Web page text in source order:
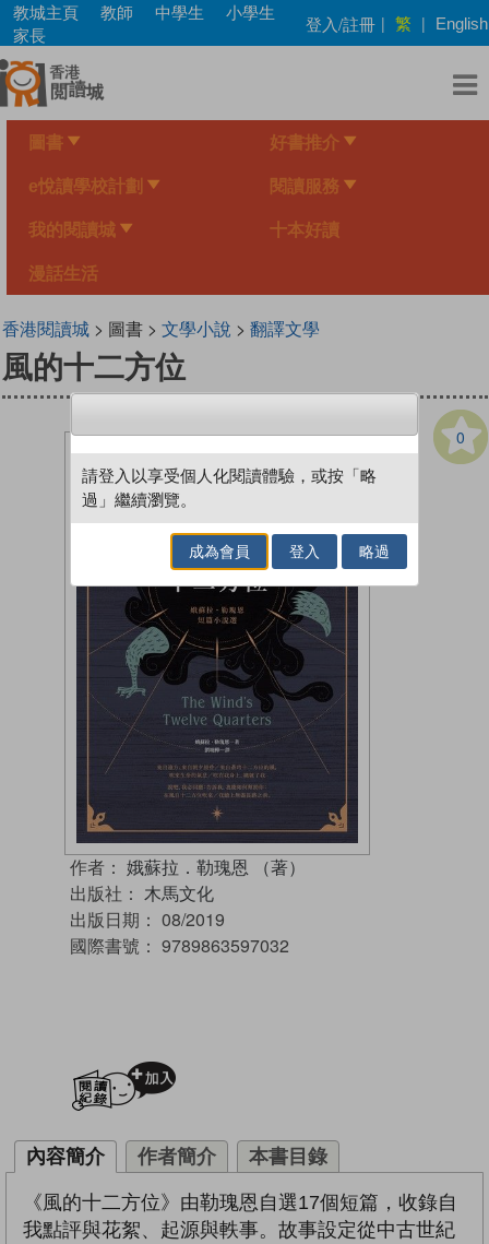
Skip
main
content
教城主頁 教師 中學生
小學生
家長
登入/註冊 | 繁 | English
圖書 好書推介
e悅讀學校計劃 閱讀服務
我的閱讀城 十本好讀
漫話生活
香港閱讀城> 圖書 > 文學小說 > 翻譯文學
風的十二方位
0
作者： 娥蘇拉．勒瑰恩 （著）
出版社： 木馬文化
出版日期： 08/2019
國際書號： 9789863597032
內容簡介 作者簡介 本書目錄
《風的十二方位》由勒瑰恩自選17個短篇，收錄自
我點評與花絮、起源與軼事。故事設定從中古世紀
請登入以享受個人化閱讀體驗，或按「略
過」繼續瀏覽。
成為會員 登入 略過